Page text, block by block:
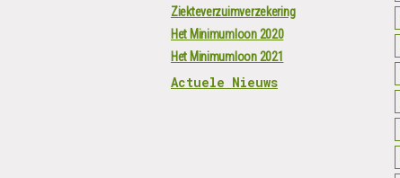
Ziekteverzuimverzekering
Het Minimumloon 2020
Het Minimumloon 2021
Actuele Nieuws